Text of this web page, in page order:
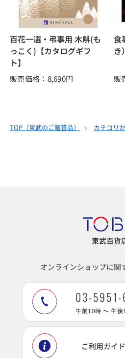
百花一選・弔事用 木斛(も
っこく)【カタログギフ
ト】
販売価格：8,690円
食
き
販
TOP（東武のご贈答品） カテゴリ
東武百貨
オンラインショップに関
03-5951-
午前10時 ～ 午後
ご利用ガイド